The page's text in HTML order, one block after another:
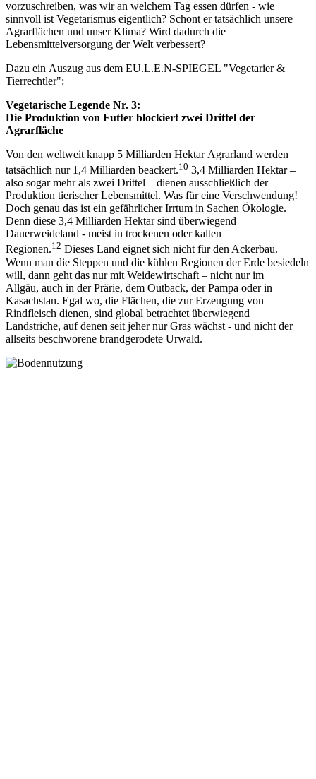
vorzuschreiben, was wir an welchem Tag essen dürfen - wie
sinnvoll ist Vegetarismus eigentlich? Schont er tatsächlich unsere
Agrarflächen und unser Klima? Wird dadurch die
Lebensmittelversorgung der Welt verbessert?
Dazu ein Auszug aus dem EU.L.E.N-SPIEGEL "Vegetarier &
Tierrechtler":
Vegetarische Legende Nr. 3:
Die Produktion von Futter blockiert zwei Drittel der
Agrarfläche
Von den weltweit knapp 5 Milliarden Hektar Agrarland werden
tatsächlich nur 1,4 Milliarden beackert.10 3,4 Milliarden Hektar –
also sogar mehr als zwei Drittel – dienen ausschließlich der
Produktion tierischer Lebensmittel. Was für eine Verschwendung!
Doch genau das ist ein gefährlicher Irrtum in Sachen Ökologie.
Denn diese 3,4 Milliarden Hektar sind überwiegend
Dauerweideland - meist in trockenen oder kalten
Regionen.12 Dieses Land eignet sich nicht für den Ackerbau.
Wenn man die Steppen und die kühlen Regionen der Erde besiedeln
will, dann geht das nur mit Weidewirtschaft – nicht nur im
Allgäu, auch in der Prärie, dem Outback, der Pampa oder in
Kasachstan. Egal wo, die Flächen, die zur Erzeugung von
Rindfleisch dienen, sind global betrachtet überwiegend
Landstriche, auf denen seit jeher nur Gras wächst - und nicht der
allseits beschworene brandgerodete Urwald.